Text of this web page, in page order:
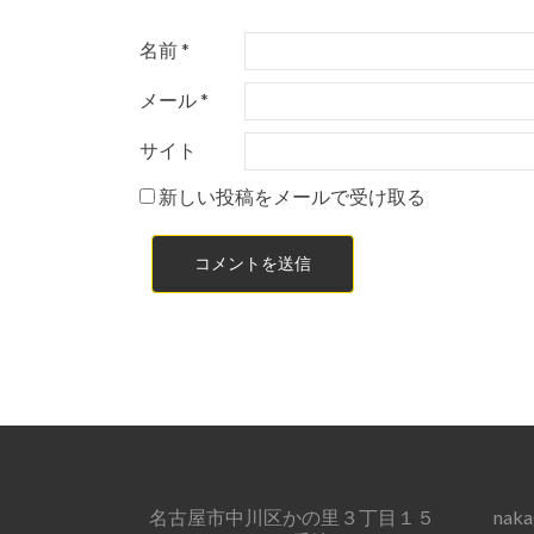
名前*
メール*
サイト
新しい投稿をメールで受け取る
名古屋市中川区かの里３丁目１５